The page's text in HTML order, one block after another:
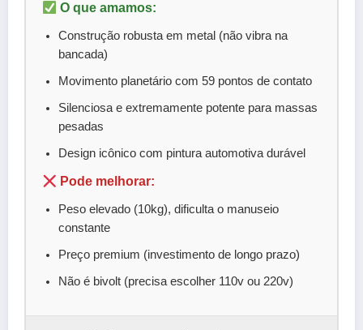
O que amamos:
Construção robusta em metal (não vibra na
bancada)
Movimento planetário com 59 pontos de contato
Silenciosa e extremamente potente para massas
pesadas
Design icônico com pintura automotiva durável
Pode melhorar:
Peso elevado (10kg), dificulta o manuseio
constante
Preço premium (investimento de longo prazo)
Não é bivolt (precisa escolher 110v ou 220v)